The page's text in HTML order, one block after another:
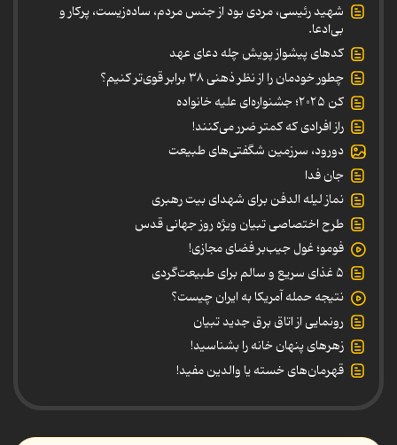
شهید رئیسی، مردی بود از جنس مردم، ساده‌زیست، پرکار و
بی‌ادعا.
کدهای پیشواز پویش چله دعای عهد
چطور خودمان را از نظر ذهنی ۳۸ برابر قوی‌تر کنیم؟
کن ۲۰۲۵؛ جشنواره‌ای علیه خانواده
راز افرادی که کمتر ضرر می‌کنند!
دورود، سرزمین شگفتی‌های طبیعت
جان فدا
نماز لیله الدفن برای شهدای بیت رهبری
طرح اختصاصی تبیان ویژه روز جهانی قدس
فومو؛ غول جیب‌بر فضای مجازی!
۵ غذای سریع و سالم برای طبیعت‌گردی
نتیجه حمله آمریکا به ایران چیست؟
رونمایی از اتاق برق جدید تبیان
زهرهای پنهان خانه را بشناسید!
قهرمان‌های خسته یا والدین مفید!